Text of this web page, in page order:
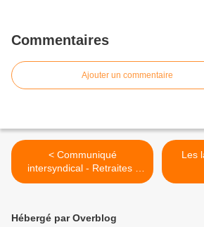
Commentaires
Ajouter un commentaire
< Communiqué
intersyndical - Retraites :
pour leur amélioration, agir
Hébergé par Overblog